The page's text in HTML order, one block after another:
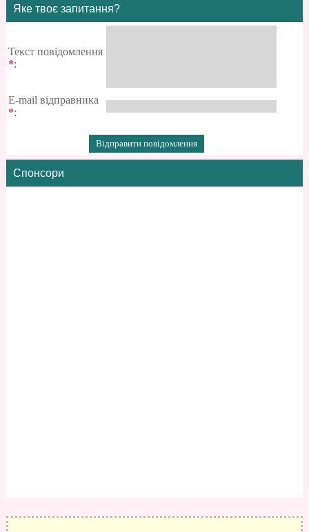
Яке твоє запитання?
Текст повідомлення
*:
E-mail відправника
*:
Спонсори